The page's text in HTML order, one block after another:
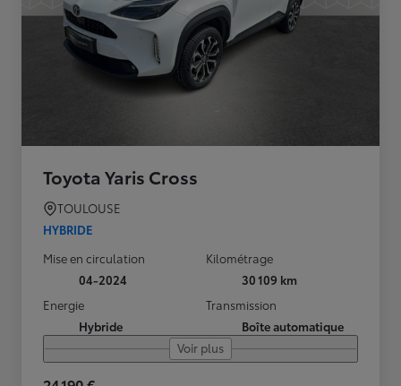
Toyota Yaris Cross
TOULOUSE
HYBRIDE
Mise en circulation
04-2024
Kilométrage
30 109 km
Energie
Hybride
Transmission
Boîte automatique
Voir plus